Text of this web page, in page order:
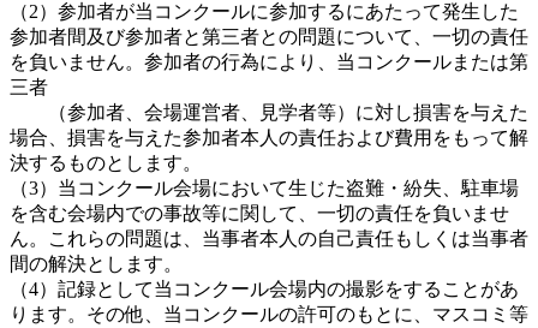
（2）参加者が当コンクールに参加するにあたって発生した
参加者間及び参加者と第三者との問題について、一切の責任
を負いません。参加者の行為により、当コンクールまたは第
三者
（参加者、会場運営者、見学者等）に対し損害を与えた
場合、損害を与えた参加者本人の責任および費用をもって解
決するものとします。
（3）当コンクール会場において生じた盗難・紛失、駐車場
を含む会場内での事故等に関して、一切の責任を負いませ
ん。これらの問題は、当事者本人の自己責任もしくは当事者
間の解決とします。
（4）記録として当コンクール会場内の撮影をすることがあ
ります。その他、当コンクールの許可のもとに、マスコミ等